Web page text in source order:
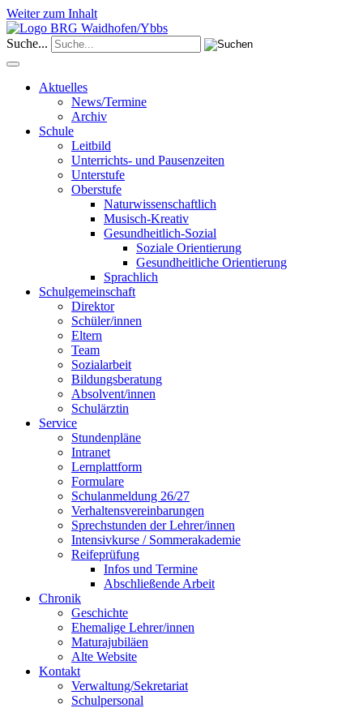
Weiter zum Inhalt
Suche...
Aktuelles
News/Termine
Archiv
Schule
Leitbild
Unterrichts- und Pausenzeiten
Unterstufe
Oberstufe
Naturwissenschaftlich
Musisch-Kreativ
Gesundheitlich-Sozial
Soziale Orientierung
Gesundheitliche Orientierung
Sprachlich
Schulgemeinschaft
Direktor
Schüler/innen
Eltern
Team
Sozialarbeit
Bildungsberatung
Absolvent/innen
Schulärztin
Service
Stundenpläne
Intranet
Lernplattform
Formulare
Schulanmeldung 26/27
Verhaltensvereinbarungen
Sprechstunden der Lehrer/innen
Intensivkurse / Sommerakademie
Reifeprüfung
Infos und Termine
Abschließende Arbeit
Chronik
Geschichte
Ehemalige Lehrer/innen
Maturajubiläen
Alte Website
Kontakt
Verwaltung/Sekretariat
Schulpersonal